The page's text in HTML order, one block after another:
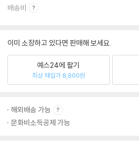
배송비
이미 소장하고 있다면 판매해 보세요.
예스24에 팔기
최상 매입가 8,800원
해외배송 가능
문화비소득공제 가능